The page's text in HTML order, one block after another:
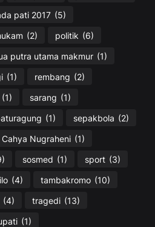
pati 2017 (5)
(2) politik (6)
putra utama makmur (1)
(1) rembang (2)
(1) sarang (1)
(1) sepakbola (2)
Cahya Nugraheni (1)
sosmed (1) sport (3)
(4) tambakromo (10)
(4) tragedi (13)
(1)